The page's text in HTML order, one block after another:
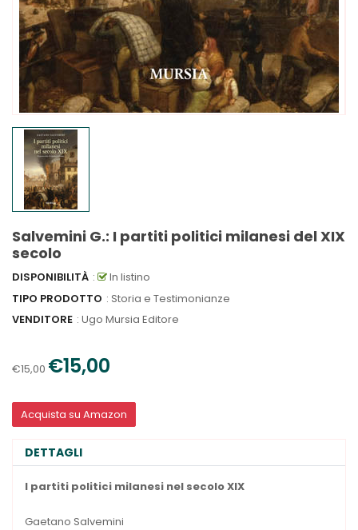
Salvemini G.: I partiti politici milanesi del XIX
secolo
DISPONIBILITÀ :
In listino
TIPO PRODOTTO : Storia e Testimonianze
VENDITORE : Ugo Mursia Editore
€15,00 €15,00
Acquista su Amazon
DETTAGLI
I partiti politici milanesi nel secolo XIX
Gaetano Salvemini